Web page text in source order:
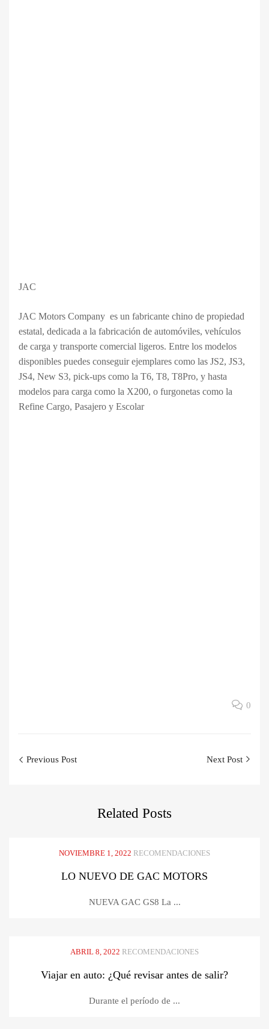
JAC
JAC Motors Company ​ es un fabricante chino de propiedad
estatal, dedicada a la fabricación de automóviles, vehículos
de carga y transporte comercial ligeros. Entre los modelos
disponibles puedes conseguir ejemplares como las JS2, JS3,
JS4, New S3, pick-ups como la T6, T8, T8Pro, y hasta
modelos para carga como la X200, o furgonetas como la
Refine Cargo, Pasajero y Escolar
0
Previous Post Next Post
Related Posts
NOVIEMBRE 1, 2022 RECOMENDACIONES
LO NUEVO DE GAC MOTORS
NUEVA GAC GS8 La ...
ABRIL 8, 2022 RECOMENDACIONES
Viajar en auto: ¿Qué revisar antes de salir?
Durante el período de ...